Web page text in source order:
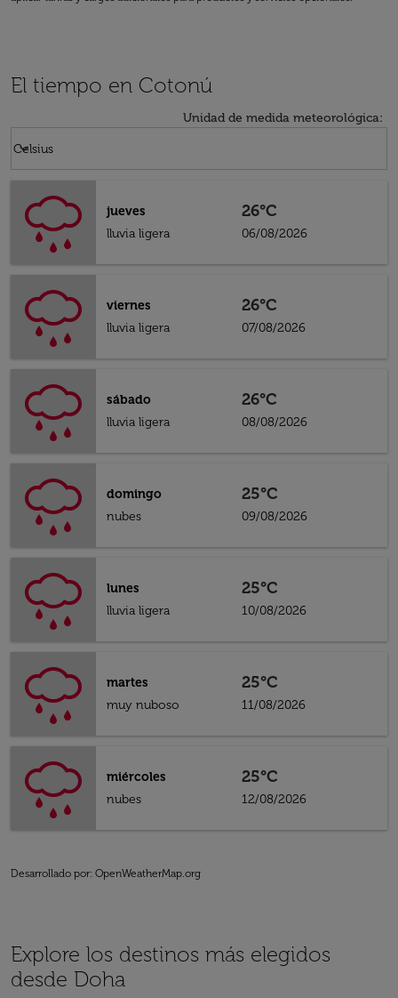
El tiempo en Cotonú
Unidad de medida meteorológica:
Celsius
keyboard_arrow_down
jueves
lluvia ligera
26°C
06/08/2026
viernes
lluvia ligera
26°C
07/08/2026
sábado
lluvia ligera
26°C
08/08/2026
domingo
nubes
25°C
09/08/2026
lunes
lluvia ligera
25°C
10/08/2026
martes
muy nuboso
25°C
11/08/2026
miércoles
nubes
25°C
12/08/2026
Desarrollado por: OpenWeatherMap.org
Explore los destinos más elegidos
desde Doha